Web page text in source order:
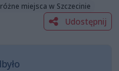
różne miejsca w Szczecinie
Udostępnij